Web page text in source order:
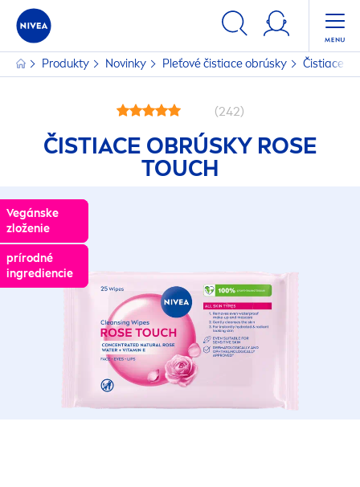
Produkty Novinky Pleťové čistiace obrúsky Čistiace
(242)
ČISTIACE OBRÚSKY ROSE
TOUCH
Vegánske
zloženie
prírodné
ingrediencie
Vegánske
zloženie
prírodné
ingrediencie